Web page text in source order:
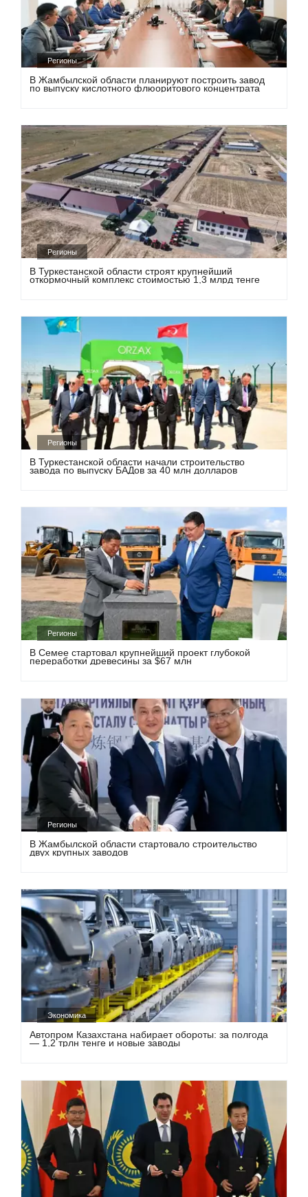
Регионы
В Жамбылской области планируют построить завод
по выпуску кислотного флюоритового концентрата
Регионы
В Туркестанской области строят крупнейший
откормочный комплекс стоимостью 1,3 млрд тенге
Регионы
В Туркестанской области начали строительство
завода по выпуску БАДов за 40 млн долларов
Регионы
В Семее стартовал крупнейший проект глубокой
переработки древесины за $67 млн
Регионы
В Жамбылской области стартовало строительство
двух крупных заводов
Экономика
Автопром Казахстана набирает обороты: за полгода
— 1,2 трлн тенге и новые заводы